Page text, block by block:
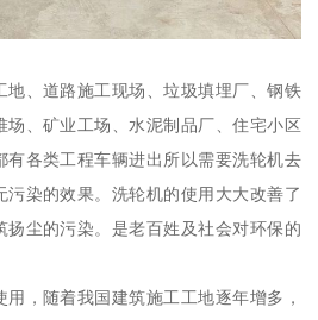
地、道路施工现场、垃圾填埋厂、钢铁
场、矿业工场、水泥制品厂、住宅小区
有各类工程车辆进出所以需要洗轮机去
染的效果。洗轮机的使用大大改善了
扬尘的污染。是老百姓及社会对环保的
，随着我国建筑施工工地逐年增多，